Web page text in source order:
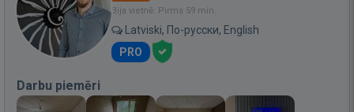
Bija vietnē: Pirms 59 min.
Latviski, По-русски, English
PRO
Darbu piemēri